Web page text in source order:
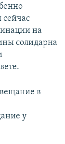
сейчас
на
солидарна
вещание в
у